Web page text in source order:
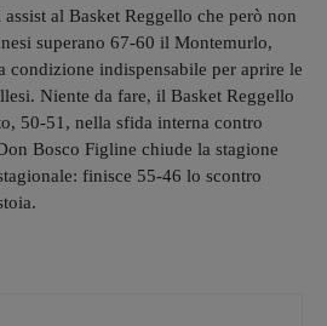
al Basket Reggello che però non
superano 67-60 il Montemurlo,
indispensabile per aprire le
Niente da fare, il Basket Reggello
50-51, nella sfida interna contro
Bosco Figline chiude la stagione
finisce 55-46 lo scontro